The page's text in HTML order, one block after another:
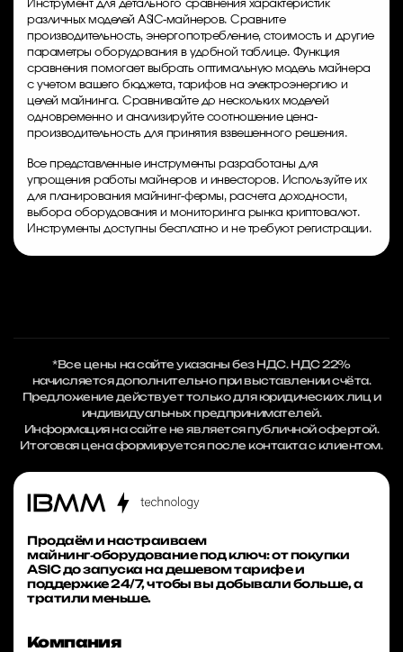
Инструмент для детального сравнения характеристик
различных моделей ASIC-майнеров. Сравните
производительность, энергопотребление, стоимость и другие
параметры оборудования в удобной таблице. Функция
сравнения помогает выбрать оптимальную модель майнера
с учетом вашего бюджета, тарифов на электроэнергию и
целей майнинга. Сравнивайте до нескольких моделей
одновременно и анализируйте соотношение цена-
производительность для принятия взвешенного решения.
Все представленные инструменты разработаны для
упрощения работы майнеров и инвесторов. Используйте их
для планирования майнинг-фермы, расчета доходности,
выбора оборудования и мониторинга рынка криптовалют.
Инструменты доступны бесплатно и не требуют регистрации.
*Все цены на сайте указаны без НДС. НДС 22%
начисляется дополнительно при выставлении счёта.
Предложение действует только для юридических лиц и
индивидуальных предпринимателей.
Информация на сайте не является публичной офертой.
Итоговая цена формируется после контакта с клиентом.
Продаём и настраиваем
майнинг‑оборудование под ключ: от покупки
ASIC до запуска на дешевом тарифе и
поддержке 24/7, чтобы вы добывали больше, а
тратили меньше.
Компания